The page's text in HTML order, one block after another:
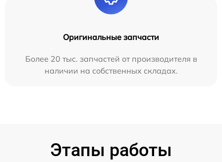
Оригинальные запчасти
Более 20 тыс. запчастей от производителя в
наличии на собственных складах.
Этапы работы